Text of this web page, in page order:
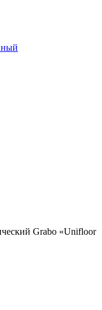
Grabo «Unifloor